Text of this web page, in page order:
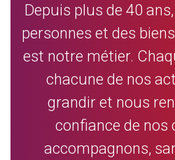
Depuis plus de 40
personnes et des
est notre métier.
chacune de nos
grandir et nous
confiance de nos
accompagnons,